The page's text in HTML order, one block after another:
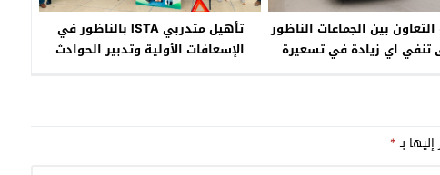
بين الجماعات الناظور
تنفي اي زيادة في تسعيرة
تأهيل متدربي ISTA بالناظور في
الإسعافات الأولية وتدبير الحوادث
بـ*